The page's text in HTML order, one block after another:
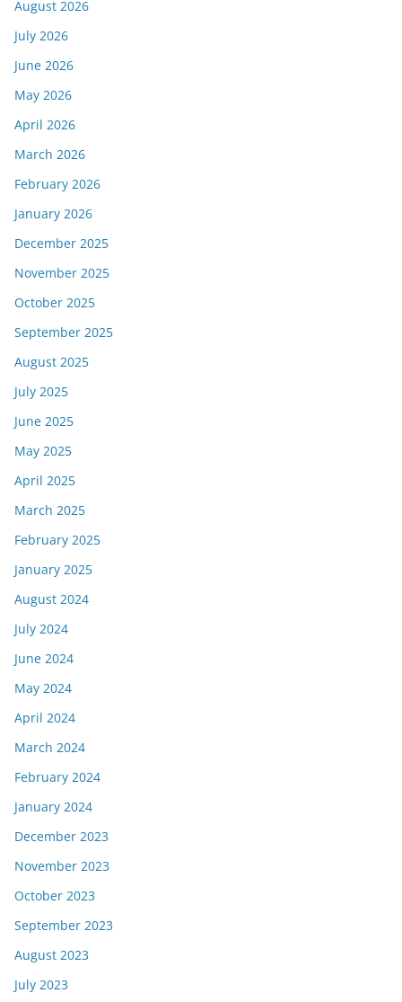
August 2026
July 2026
June 2026
May 2026
April 2026
March 2026
February 2026
January 2026
December 2025
November 2025
October 2025
September 2025
August 2025
July 2025
June 2025
May 2025
April 2025
March 2025
February 2025
January 2025
August 2024
July 2024
June 2024
May 2024
April 2024
March 2024
February 2024
January 2024
December 2023
November 2023
October 2023
September 2023
August 2023
July 2023